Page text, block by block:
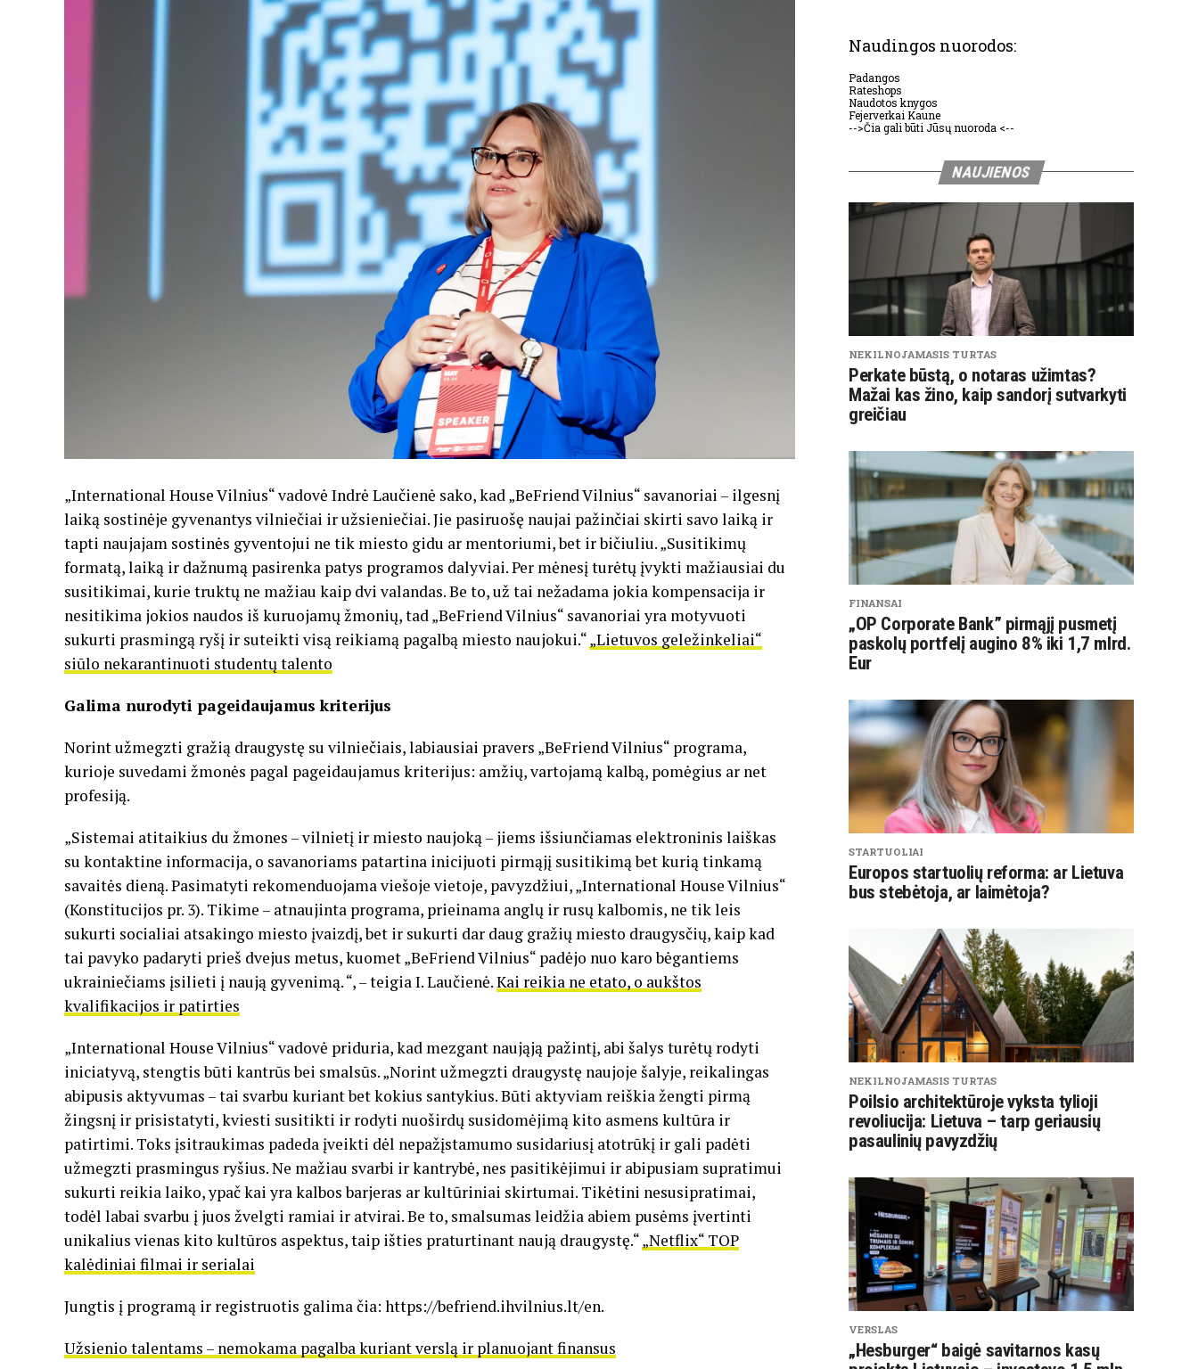
„International House Vilnius“ vadovė Indrė Laučienė sako, kad „BeFriend Vilnius“ savanoriai – ilgesnį
laiką sostinėje gyvenantys vilniečiai ir užsieniečiai. Jie pasiruošę naujai pažinčiai skirti savo laiką ir
tapti naujajam sostinės gyventojui ne tik miesto gidu ar mentoriumi, bet ir bičiuliu. „Susitikimų
formatą, laiką ir dažnumą pasirenka patys programos dalyviai. Per mėnesį turėtų įvykti mažiausiai du
susitikimai, kurie truktų ne mažiau kaip dvi valandas. Be to, už tai nežadama jokia kompensacija ir
nesitikima jokios naudos iš kuruojamų žmonių, tad „BeFriend Vilnius“ savanoriai yra motyvuoti
sukurti prasmingą ryšį ir suteikti visą reikiamą pagalbą miesto naujokui.“„Lietuvos geležinkeliai“
siūlo nekarantinuoti studentų talento
Galima nurodyti pageidaujamus kriterijus
Norint užmegzti gražią draugystę su vilniečiais, labiausiai pravers „BeFriend Vilnius“ programa,
kurioje suvedami žmonės pagal pageidaujamus kriterijus: amžių, vartojamą kalbą, pomėgius ar net
profesiją.
„Sistemai atitaikius du žmones – vilnietį ir miesto naujoką – jiems išsiunčiamas elektroninis laiškas
su kontaktine informacija, o savanoriams patartina inicijuoti pirmąjį susitikimą bet kurią tinkamą
savaitės dieną. Pasimatyti rekomenduojama viešoje vietoje, pavyzdžiui, „International House Vilnius“
(Konstitucijos pr. 3). Tikime – atnaujinta programa, prieinama anglų ir rusų kalbomis, ne tik leis
sukurti socialiai atsakingo miesto įvaizdį, bet ir sukurti dar daug gražių miesto draugysčių, kaip kad
tai pavyko padaryti prieš dvejus metus, kuomet „BeFriend Vilnius“ padėjo nuo karo bėgantiems
ukrainiečiams įsilieti į naują gyvenimą. “, – teigia I. Laučienė.Kai reikia ne etato, o aukštos
kvalifikacijos ir patirties
„International House Vilnius“ vadovė priduria, kad mezgant naująją pažintį, abi šalys turėtų rodyti
iniciatyvą, stengtis būti kantrūs bei smalsūs. „Norint užmegzti draugystę naujoje šalyje, reikalingas
abipusis aktyvumas – tai svarbu kuriant bet kokius santykius. Būti aktyviam reiškia žengti pirmą
žingsnį ir prisistatyti, kviesti susitikti ir rodyti nuoširdų susidomėjimą kito asmens kultūra ir
patirtimi. Toks įsitraukimas padeda įveikti dėl nepažįstamumo susidariusį atotrūkį ir gali padėti
užmegzti prasmingus ryšius. Ne mažiau svarbi ir kantrybė, nes pasitikėjimui ir abipusiam supratimui
sukurti reikia laiko, ypač kai yra kalbos barjeras ar kultūriniai skirtumai. Tikėtini nesusipratimai,
todėl labai svarbu į juos žvelgti ramiai ir atvirai. Be to, smalsumas leidžia abiem pusėms įvertinti
unikalius vienas kito kultūros aspektus, taip išties praturtinant naują draugystę.“„Netflix“ TOP
kalėdiniai filmai ir serialai
Jungtis į programą ir registruotis galima čia: https://befriend.ihvilnius.lt/en.
Užsienio talentams – nemokama pagalba kuriant verslą ir planuojant finansus
Naudingos nuorodos:
Padangos
Rateshops
Naudotos knygos
Fejerverkai Kaune
-->Čia gali būti Jūsų nuoroda <--
NAUJIENOS
NEKILNOJAMASIS TURTAS
Perkate būstą, o notaras užimtas?
Mažai kas žino, kaip sandorį sutvarkyti
greičiau
FINANSAI
„OP Corporate Bank” pirmąjį pusmetį
paskolų portfelį augino 8% iki 1,7 mlrd.
Eur
STARTUOLIAI
Europos startuolių reforma: ar Lietuva
bus stebėtoja, ar laimėtoja?
NEKILNOJAMASIS TURTAS
Poilsio architektūroje vyksta tylioji
revoliucija: Lietuva – tarp geriausių
pasaulinių pavyzdžių
VERSLAS
„Hesburger“ baigė savitarnos kasų